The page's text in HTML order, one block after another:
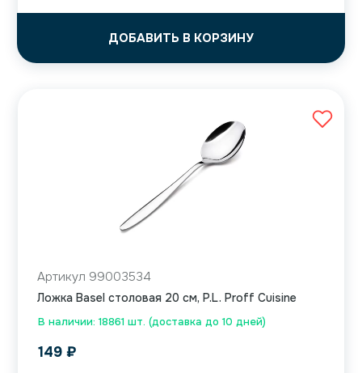
ДОБАВИТЬ В КОРЗИНУ
В наличии: 18861 шт. (доставка до 10 дней)
Артикул 99003534
Ложка Basel столовая 20 см, P.L. Proff Cuisine
149 ₽